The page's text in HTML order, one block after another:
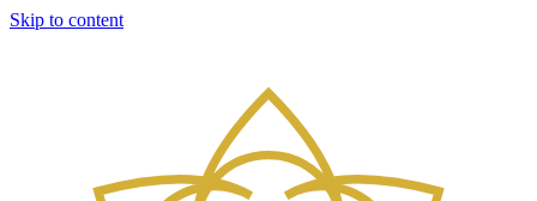
Skip to content